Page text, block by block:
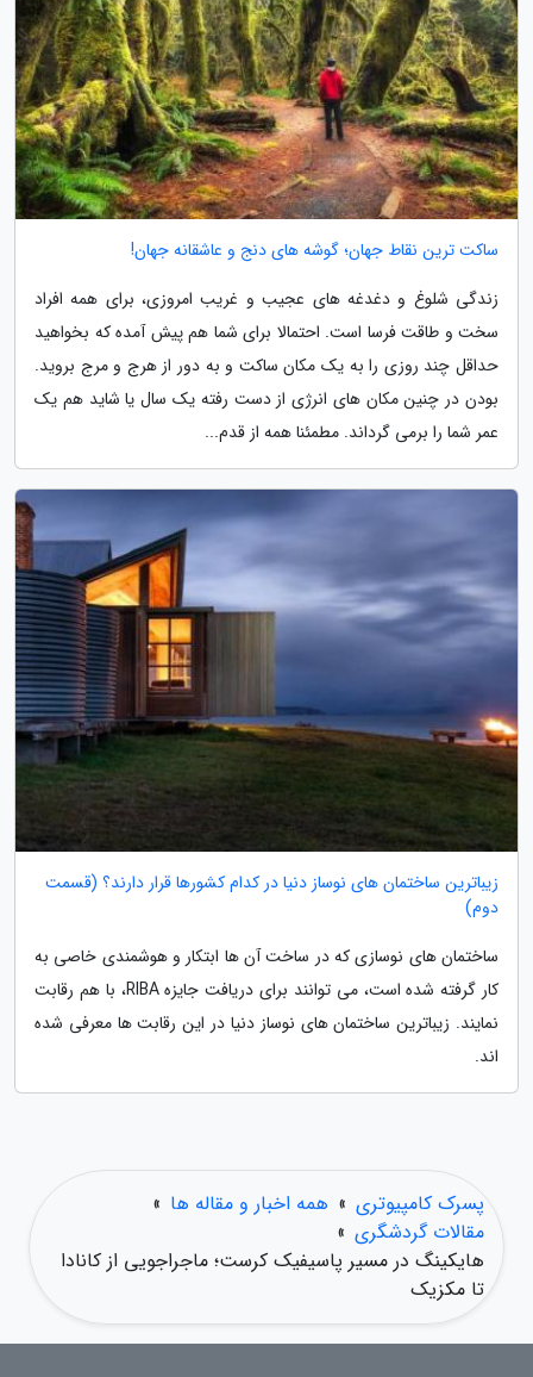
ساکت ترین نقاط جهان؛ گوشه های دنج و عاشقانه جهان!
زندگی شلوغ و دغدغه های عجیب و غریب امروزی، برای همه افراد
سخت و طاقت فرسا است. احتمالا برای شما هم پیش آمده که بخواهید
حداقل چند روزی را به یک مکان ساکت و به دور از هرج و مرج بروید.
بودن در چنین مکان های انرژی از دست رفته یک سال یا شاید هم یک
عمر شما را برمی گرداند. مطمئنا همه از قدم...
زیباترین ساختمان های نوساز دنیا در کدام کشورها قرار دارند؟ (قسمت
دوم)
ساختمان های نوسازی که در ساخت آن ها ابتکار و هوشمندی خاصی به
کار گرفته شده است، می توانند برای دریافت جایزه RIBA، با هم رقابت
نمایند. زیباترین ساختمان های نوساز دنیا در این رقابت ها معرفی شده
اند.
پسرک کامپیوتری » همه اخبار و مقاله ها »
مقالات گردشگری »
هایکینگ در مسیر پاسیفیک کرست؛ ماجراجویی از کانادا
تا مکزیک